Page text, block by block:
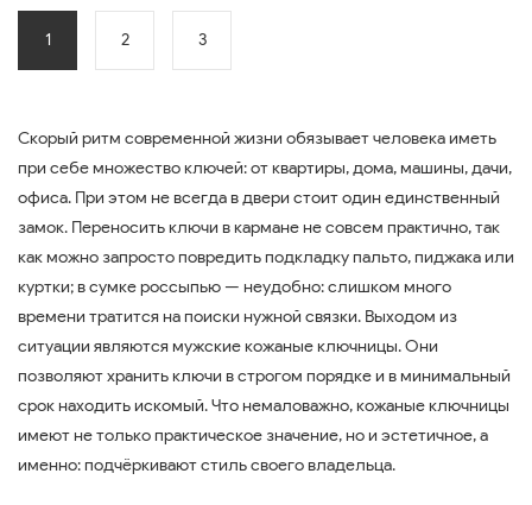
1 2 3
Скорый ритм современной жизни обязывает человека иметь
при себе множество ключей: от квартиры, дома, машины, дачи,
офиса. При этом не всегда в двери стоит один единственный
замок. Переносить ключи в кармане не совсем практично, так
как можно запросто повредить подкладку пальто, пиджака или
куртки; в сумке россыпью — неудобно: слишком много
времени тратится на поиски нужной связки. Выходом из
ситуации являются мужские кожаные ключницы. Они
позволяют хранить ключи в строгом порядке и в минимальный
срок находить искомый. Что немаловажно, кожаные ключницы
имеют не только практическое значение, но и эстетичное, а
именно: подчёркивают стиль своего владельца.